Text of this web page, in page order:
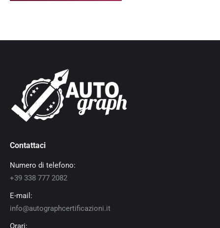
Contattaci
Numero di telefono:
+39 338 777 2082
E-mail:
info@autographcertificazioni.it